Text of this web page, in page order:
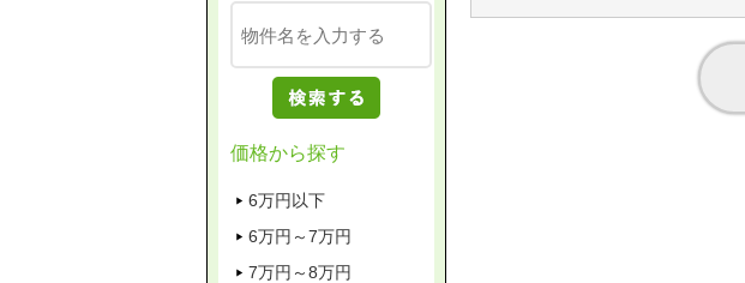
価格から探す
6万円以下
6万円～7万円
7万円～8万円